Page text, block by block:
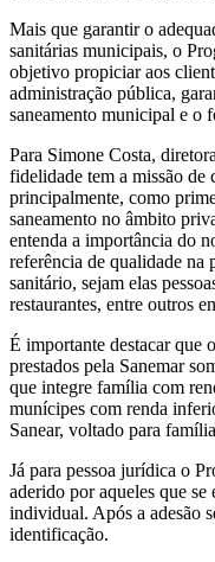
Mais que garantir o
sanitárias municipais, o
objetivo propiciar aos
administração pública,
saneamento municipal e o
Para Simone Costa,
fidelidade tem a missão de
principalmente, como
saneamento no âmbito
entenda a importância do
referência de qualidade na
sanitário, sejam elas
restaurantes, entre outros
É importante destacar que
prestados pela Sanemar
que integre família com
munícipes com renda
Sanear, voltado para
Já para pessoa jurídica o
aderido por aqueles que
individual. Após a adesão
identificação.